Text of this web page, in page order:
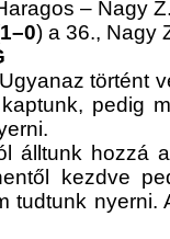
– Nagy Z.
1–0) a 36., Nagy
történt
pedig
álltunk hozzá
kezdve
tudtunk